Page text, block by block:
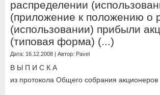
распределении
(приложение к положению о
(использовании) прибыли
(типовая форма) (...)
Дата: 16.12.2008 | Автор: Pavel
В Ы П И С К А
из протокола Общего собрания акционеров